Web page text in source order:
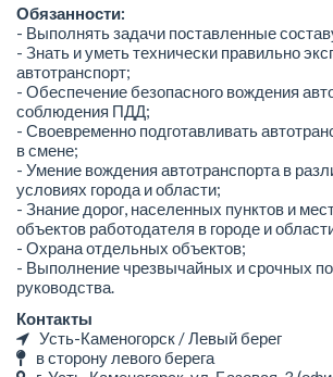
Обязанности:
- Выполнять задачи поставленные
- Знать и уметь технически правильно
автотранспорт;
- Обеспечение безопасного вождения
соблюдения ПДД;
- Своевременно подготавливать
в смене;
- Умение вождения автотранспорта в
условиях города и области;
- Знание дорог, населенных пунктов и
объектов работодателя в городе и
- Охрана отдельных объектов;
- Выполнение чрезвычайных и срочных
руководства.
Контакты
Усть-Каменогорск / Левый берег
в сторону левого берега